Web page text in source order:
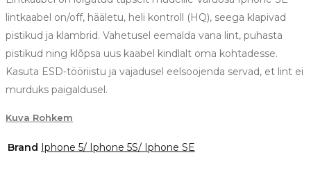
lintkaabel on/off, hääletu, heli kontroll (HQ), seega klapivad
pistikud ja klambrid. Vahetusel eemalda vana lint, puhasta
pistikud ning klõpsa uus kaabel kindlalt oma kohtadesse.
Kasuta ESD-tööriistu ja vajadusel eelsoojenda servad, et lint ei
murduks paigaldusel.
Kuva Rohkem
Brand Iphone 5/ Iphone 5S/ Iphone SE